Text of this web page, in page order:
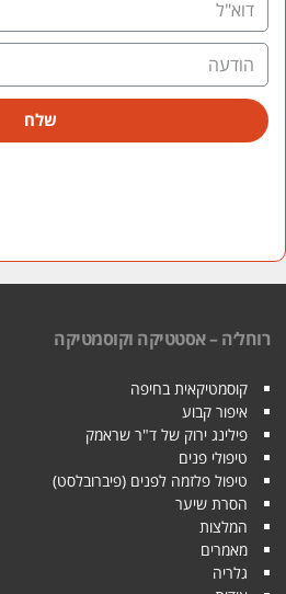
שלח
רוחל׳ה – אסטטיקה וקוסמטיקה
קוסמטיקאית בחיפה
איפור קבוע
פילינג ירוק של ד"ר שראמק
טיפולי פנים
טיפול פלזמה לפנים (פיברובלסט)
הסרת שיער
המלצות
מאמרים
גלריה